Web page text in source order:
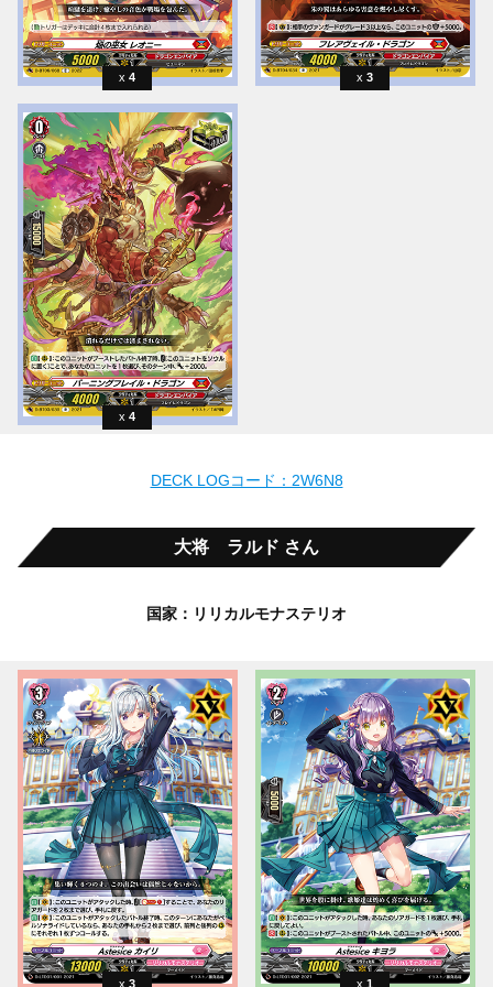
4 3
4
DECK LOGコード：2W6N8
大将 ラルド さん
国家：リリカルモナステリオ
3 1